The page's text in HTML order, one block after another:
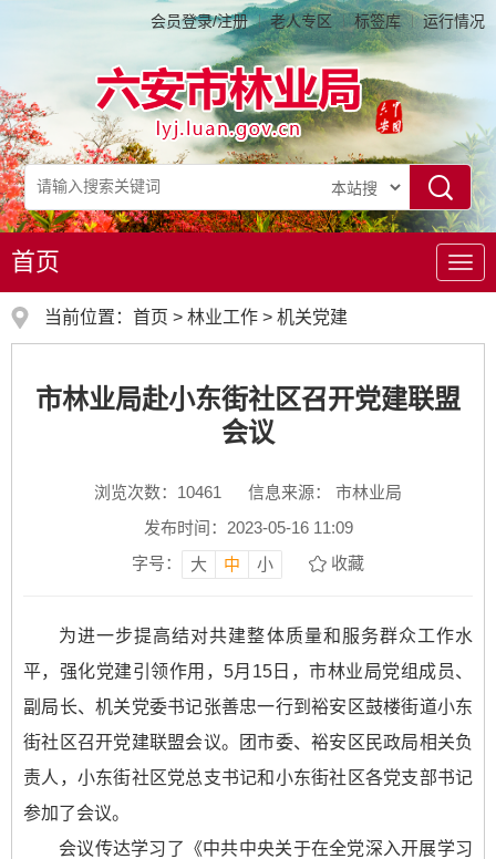
会员登录/注册 老人专区 标签库 运行情况
导
航
首页
当前位置： 首页 > 林业工作 > 机关党建
市林业局赴小东街社区召开党建联盟
会议
浏览次数： 10461
信息来源： 市林业局
发布时间：2023-05-16 11:09
字号：
大 中 小 收藏
为进一步提高结对共建整体质量和服务群众工作水
平，强化党建引领作用，5月15日，市林业局党组成员、
副局长、机关党委书记张善忠一行到裕安区鼓楼街道小东
街社区召开党建联盟会议。团市委、裕安区民政局相关负
责人，小东街社区党总支书记和小东街社区各党支部书记
参加了会议。
会议传达学习了《中共中央关于在全党深入开展学习